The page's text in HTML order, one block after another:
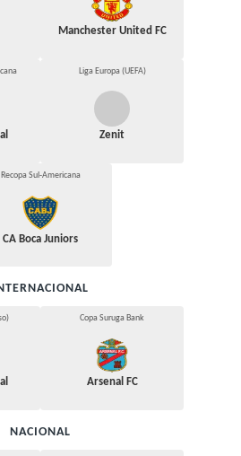
Manchester United FC
Liga Europa (UEFA)
Zenit
Recopa Sul-Americana
CA Boca Juniors
Copa Suruga Bank
Arsenal FC
NACIONAL